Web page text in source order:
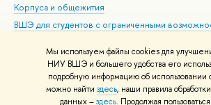
Мы используем файлы cookies для
НИУ ВШЭ и большего удобства его
подробную информацию об использовании
можно найти здесь, наши правила
данных –здесь. Продолжая
Корпуса и общежития
ВШЭ для студентов с ограниченными
Единая платежная страница